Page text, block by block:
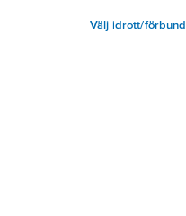
Välj idrott/förbund